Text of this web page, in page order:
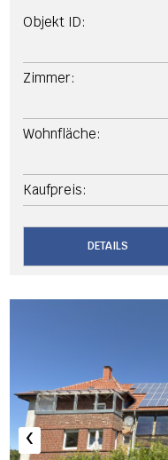
Objekt ID:
Zimmer:
Wohnfläche:
Kaufpreis:
DETAILS
‹